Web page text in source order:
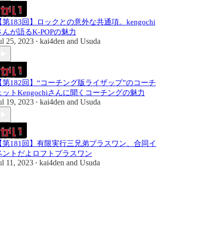
第183回】ロックとの意外な共通項。kengochi
んが語るK-POPの魅力
25, 2023 • kai4den and Usuda
第182回】“コーチング版ライザップ”のコーチ
ットKengochiさんに聞くコーチングの魅力
19, 2023 • kai4den and Usuda
第181回】有限実行三兄弟プラスワン、合同イ
ントだよロフトプラスワン
11, 2023 • kai4den and Usuda